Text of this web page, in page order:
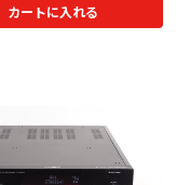
カートに入れる